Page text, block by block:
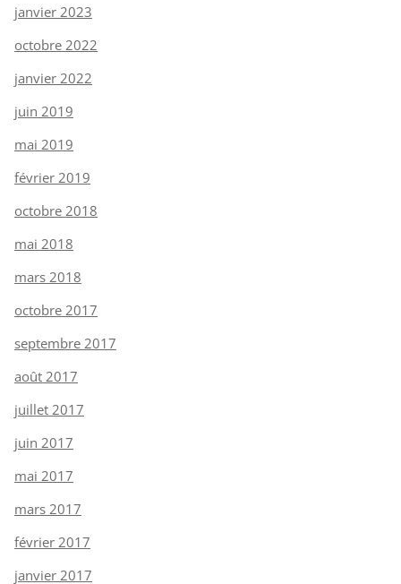
janvier 2023
octobre 2022
janvier 2022
juin 2019
mai 2019
février 2019
octobre 2018
mai 2018
mars 2018
octobre 2017
septembre 2017
août 2017
juillet 2017
juin 2017
mai 2017
mars 2017
février 2017
janvier 2017